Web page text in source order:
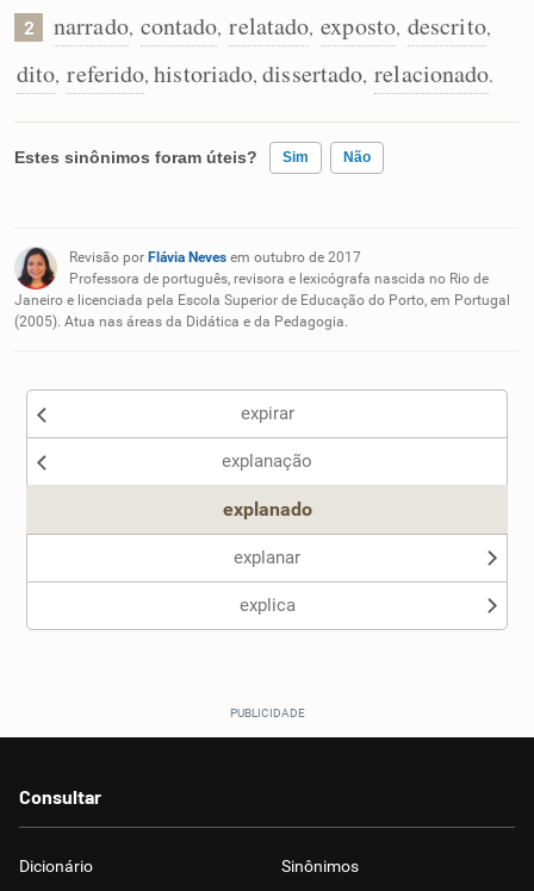
2 narrado, contado, relatado, exposto, descrito,
dito, referido,historiado,dissertado, relacionado.
Estes sinônimos foram úteis? Sim Não
Nenhum dos sinônimos apresentados me ajudou
Outro
Revisão por Flávia Neves em outubro de 2017
Professora de português, revisora e lexicógrafa nascida no Rio de
Janeiro e licenciada pela Escola Superior de Educação do Porto, em Portugal
(2005). Atua nas áreas da Didática e da Pedagogia.
expirar
explanação
explanado
explanar
explica
Consultar
Dicionário Sinônimos